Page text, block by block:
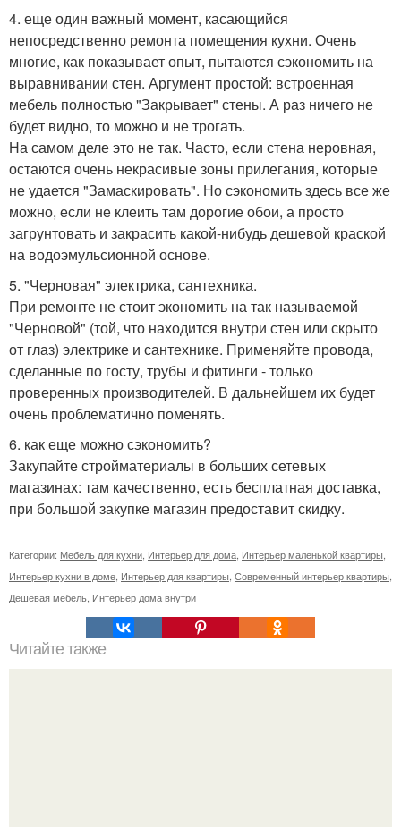
4. еще один важный момент, касающийся
непосредственно ремонта помещения кухни. Очень
многие, как показывает опыт, пытаются сэкономить на
выравнивании стен. Аргумент простой: встроенная
мебель полностью "Закрывает" стены. А раз ничего не
будет видно, то можно и не трогать.
На самом деле это не так. Часто, если стена неровная,
остаются очень некрасивые зоны прилегания, которые
не удается "Замаскировать". Но сэкономить здесь все же
можно, если не клеить там дорогие обои, а просто
загрунтовать и закрасить какой-нибудь дешевой краской
на водоэмульсионной основе.
5. "Черновая" электрика, сантехника.
При ремонте не стоит экономить на так называемой
"Черновой" (той, что находится внутри стен или скрыто
от глаз) электрике и сантехнике. Применяйте провода,
сделанные по госту, трубы и фитинги - только
проверенных производителей. В дальнейшем их будет
очень проблематично поменять.
6. как еще можно сэкономить?
Закупайте стройматериалы в больших сетевых
магазинах: там качественно, есть бесплатная доставка,
при большой закупке магазин предоставит скидку.
Категории: Мебель для кухни, Интерьер для дома, Интерьер маленькой квартиры,
Интерьер кухни в доме, Интерьер для квартиры, Современный интерьер квартиры,
Дешевая мебель, Интерьер дома внутри
Читайте также